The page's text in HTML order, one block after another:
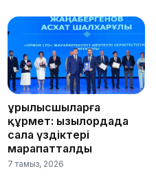
Құрылысшыларға
құрмет: Қызылордада
сала үздіктері
марапатталды
7 тамыз, 2026